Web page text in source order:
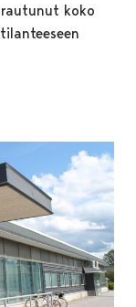
koko